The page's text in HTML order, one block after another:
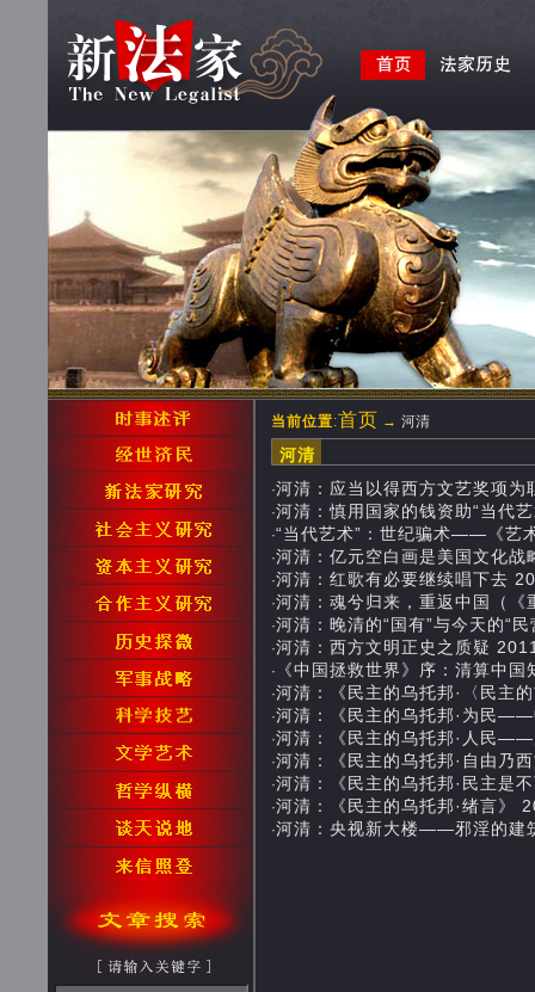
当前位置:首页 → 河清
河清
·河清：应当以得西方文艺奖项
·河清：慎用国家的钱资助“当代
·“当代艺术”：世纪骗术——《艺
·河清：亿元空白画是美国文化
·河清：红歌有必要继续唱下去
·河清：魂兮归来，重返中国（
·河清：晚清的“国有”与今天的“
·河清：西方文明正史之质疑
· 《中国拯救世界》序：清算中
·河清：《民主的乌托邦·〈民主
·河清：《民主的乌托邦·为民
·河清：《民主的乌托邦·人民
·河清：《民主的乌托邦·自由乃
·河清：《民主的乌托邦·民主是
·河清：《民主的乌托邦·绪言》
·河清：央视新大楼——邪淫的